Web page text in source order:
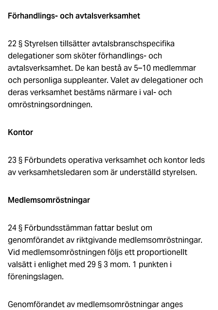
Förhandlings- och avtalsverksamhet
22 § Styrelsen tillsätter avtalsbranschspecifika
delegationer som sköter förhandlings- och
avtalsverksamhet. De kan bestå av 5–10 medlemmar
och personliga suppleanter. Valet av delegationer och
deras verksamhet bestäms närmare i val- och
omröstningsordningen.
Kontor
23 § Förbundets operativa verksamhet och kontor leds
av verksamhetsledaren som är underställd styrelsen.
Medlemsomröstningar
24 § Förbundsstämman fattar beslut om
genomförandet av riktgivande medlemsomröstningar.
Vid medlemsomröstningen följs ett proportionellt
valsätt i enlighet med 29 § 3 mom. 1 punkten i
föreningslagen.
Genomförandet av medlemsomröstningar anges